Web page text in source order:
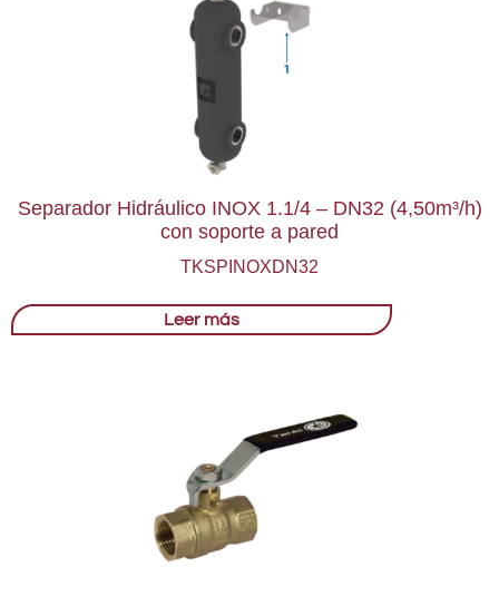
Separador Hidráulico INOX 1.1/4 – DN32 (4,50m³/h)
con soporte a pared
TKSPINOXDN32
Leer más